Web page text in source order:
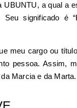
UBUNTU, a qual a
significado é
meu cargo ou
pessoa. Assim,
Marcia e da Marta.